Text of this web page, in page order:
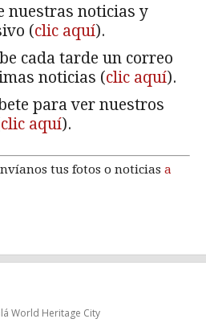
nuestras noticias y
(clic aquí).
cada tarde un correo
noticias (clic aquí).
para ver nuestros
clic aquí).
tus fotos o noticias a